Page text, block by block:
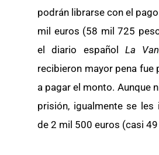
podrán librarse con el
mil euros (58 mil 725
el diario español La
recibieron mayor pena fue
a pagar el monto. Aunque
prisión, igualmente se les
de 2 mil 500 euros (casi